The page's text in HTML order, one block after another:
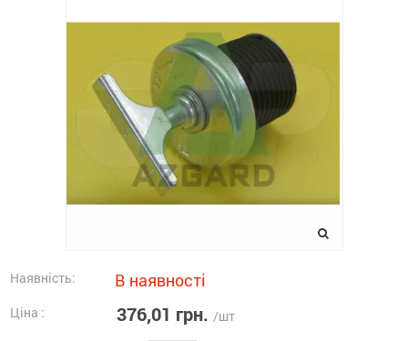
Наявність: В наявності
Ціна : 376,01 грн. /шт